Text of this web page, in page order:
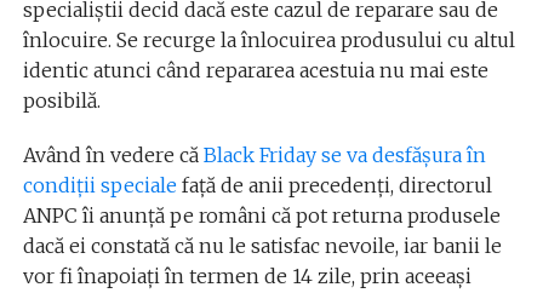
specialiștii decid dacă este cazul de reparare sau de
înlocuire. Se recurge la înlocuirea produsului cu altul
identic atunci când repararea acestuia nu mai este
posibilă.
Având în vedere că Black Friday se va desfășura în
condiții specialefață de anii precedenți, directorul
ANPC îi anunță pe români că pot returna produsele
dacă ei constată că nu le satisfac nevoile, iar banii le
vor fi înapoiați în termen de 14 zile, prin aceeași